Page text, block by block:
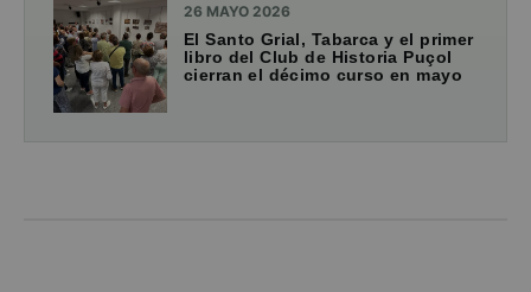
26 MAYO 2026
El Santo Grial, Tabarca y el primer
libro del Club de Historia Puçol
cierran el décimo curso en mayo